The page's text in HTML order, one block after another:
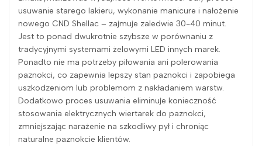
usuwanie starego lakieru, wykonanie manicure i nałożenie
nowego CND Shellac – zajmuje zaledwie 30-40 minut.
Jest to ponad dwukrotnie szybsze w porównaniu z
tradycyjnymi systemami żelowymi LED innych marek.
Ponadto nie ma potrzeby piłowania ani polerowania
paznokci, co zapewnia lepszy stan paznokci i zapobiega
uszkodzeniom lub problemom z nakładaniem warstw.
Dodatkowo proces usuwania eliminuje konieczność
stosowania elektrycznych wiertarek do paznokci,
zmniejszając narażenie na szkodliwy pył i chroniąc
naturalne paznokcie klientów.